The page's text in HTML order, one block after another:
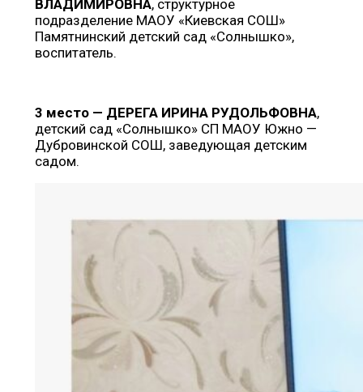
ВЛАДИМИРОВНА, структурное
подразделение МАОУ «Киевская СОШ»
Памятнинский детский сад «Солнышко»,
воспитатель.
3 место — ДЕРЕГА ИРИНА РУДОЛЬФОВНА,
детский сад «Солнышко» СП МАОУ Южно —
Дубровинской СОШ, заведующая детским
садом.